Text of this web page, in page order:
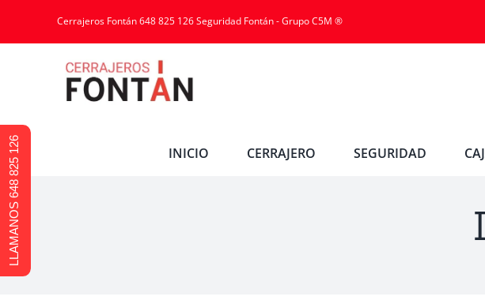
Cerrajeros Fontán 648 825 126 Seguridad Fontán - Grupo C5M ®
INICIO CERRAJERO SEGURIDAD
LLAMANOS 648 825 126